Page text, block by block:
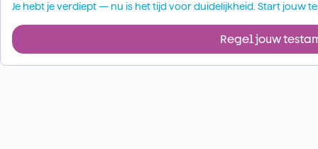
Je hebt je verdiept — nu is het tijd voor duidelijkheid. Start jouw
Regel jouw